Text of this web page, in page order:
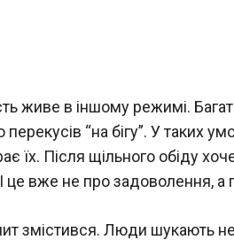
живе в іншому режимі.
перекусів “на бігу”. У таких
їх. Після щільного обіду
це вже не про задоволення, а
змістився. Люди шукають не